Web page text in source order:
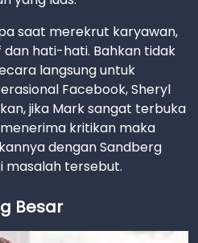
saat merekrut karyawan,
hati-hati. Bahkan tidak
langsung untuk
Facebook, Sheryl
jika Mark sangat terbuka
kritikan maka
dengan Sandberg
masalah tersebut.
Besar